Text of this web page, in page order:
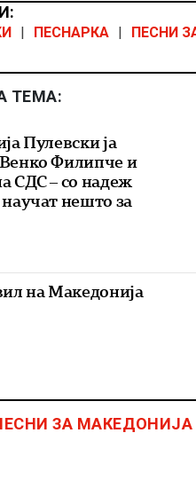
ПЕСНАРКА ПЕСНИ
ТЕМА:
Пулевски ја
Филипче и
СДС – со надеж
нешто за
на Македонија
ЗА МАКЕДОНИЈА